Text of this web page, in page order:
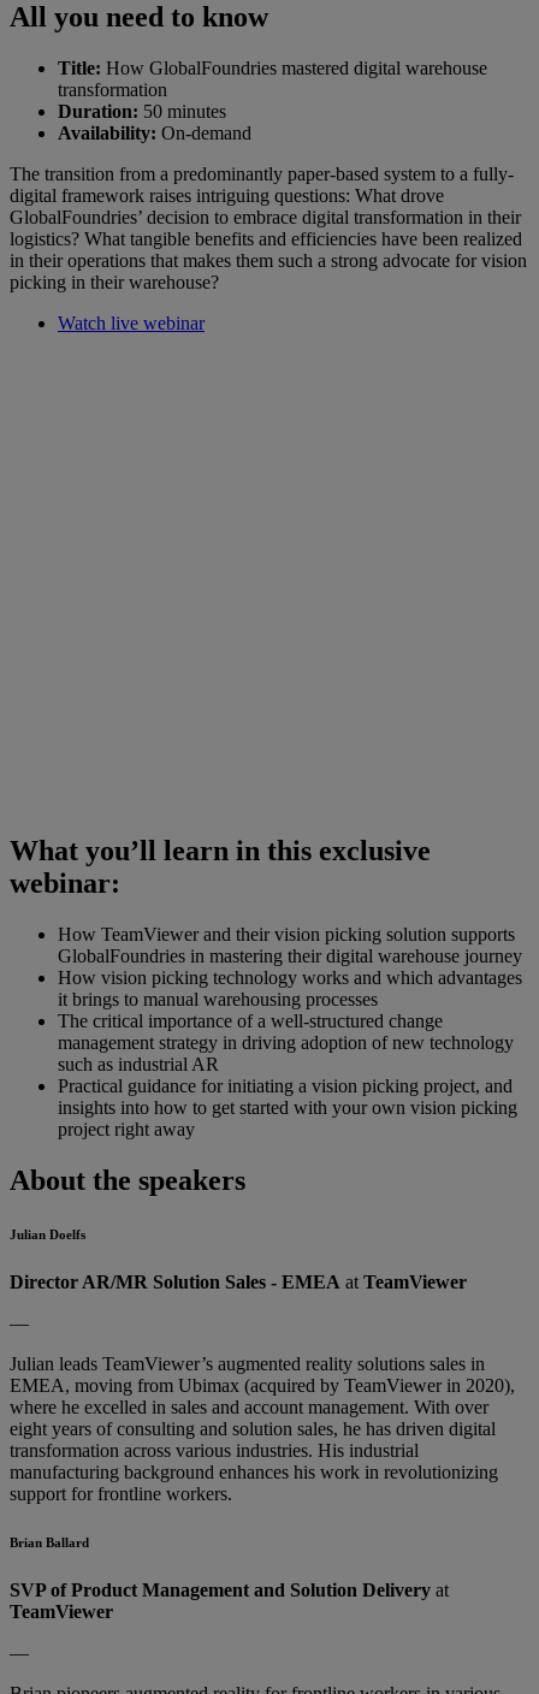
All you need to know
Title: How GlobalFoundries mastered digital warehouse
transformation
Duration: 50 minutes
Availability: On-demand
The transition from a predominantly paper-based system to a fully-
digital framework raises intriguing questions: What drove
GlobalFoundries’ decision to embrace digital transformation in their
logistics? What tangible benefits and efficiencies have been realized
in their operations that makes them such a strong advocate for vision
picking in their warehouse?
Watch live webinar
What you’ll learn in this exclusive
webinar:
How TeamViewer and their vision picking solution supports
GlobalFoundries in mastering their digital warehouse journey
How vision picking technology works and which advantages
it brings to manual warehousing processes
The critical importance of a well-structured change
management strategy in driving adoption of new technology
such as industrial AR
Practical guidance for initiating a vision picking project, and
insights into how to get started with your own vision picking
project right away
About the speakers
Julian Doelfs
Director AR/MR Solution Sales - EMEA at TeamViewer
—
Julian leads TeamViewer’s augmented reality solutions sales in
EMEA, moving from Ubimax (acquired by TeamViewer in 2020),
where he excelled in sales and account management. With over
eight years of consulting and solution sales, he has driven digital
transformation across various industries. His industrial
manufacturing background enhances his work in revolutionizing
support for frontline workers.
Brian Ballard
SVP of Product Management and Solution Delivery at
TeamViewer
—